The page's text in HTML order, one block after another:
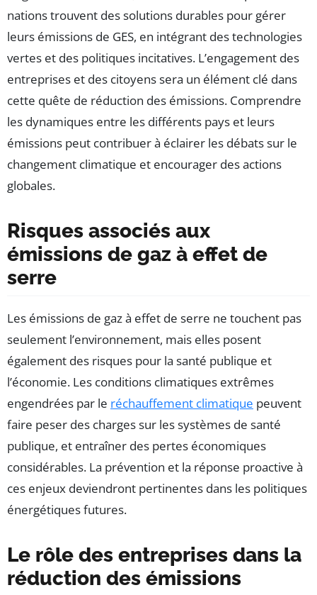
nations trouvent des solutions durables pour gérer
leurs émissions de GES, en intégrant des technologies
vertes et des politiques incitatives. L’engagement des
entreprises et des citoyens sera un élément clé dans
cette quête de réduction des émissions. Comprendre
les dynamiques entre les différents pays et leurs
émissions peut contribuer à éclairer les débats sur le
changement climatique et encourager des actions
globales.
Risques associés aux
émissions de gaz à effet de
serre
Les émissions de gaz à effet de serre ne touchent pas
seulement l’environnement, mais elles posent
également des risques pour la santé publique et
l’économie. Les conditions climatiques extrêmes
engendrées par le réchauffement climatique peuvent
faire peser des charges sur les systèmes de santé
publique, et entraîner des pertes économiques
considérables. La prévention et la réponse proactive à
ces enjeux deviendront pertinentes dans les politiques
énergétiques futures.
Le rôle des entreprises dans la
réduction des émissions